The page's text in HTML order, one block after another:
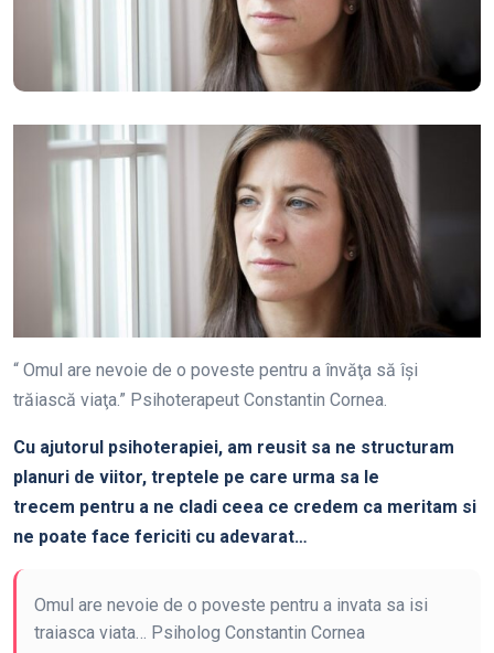
“ Omul are nevoie de o poveste pentru a învăţa să îşi
trăiască viaţa.” Psihoterapeut Constantin Cornea.
Cu ajutorul psihoterapiei, am reusit sa ne structuram
planuri de viitor, treptele pe care urma sa le
trecem pentru a ne cladi ceea ce credem ca meritam si
ne poate face fericiti cu adevarat…
Omul are nevoie de o poveste pentru a invata sa isi
traiasca viata… Psiholog Constantin Cornea